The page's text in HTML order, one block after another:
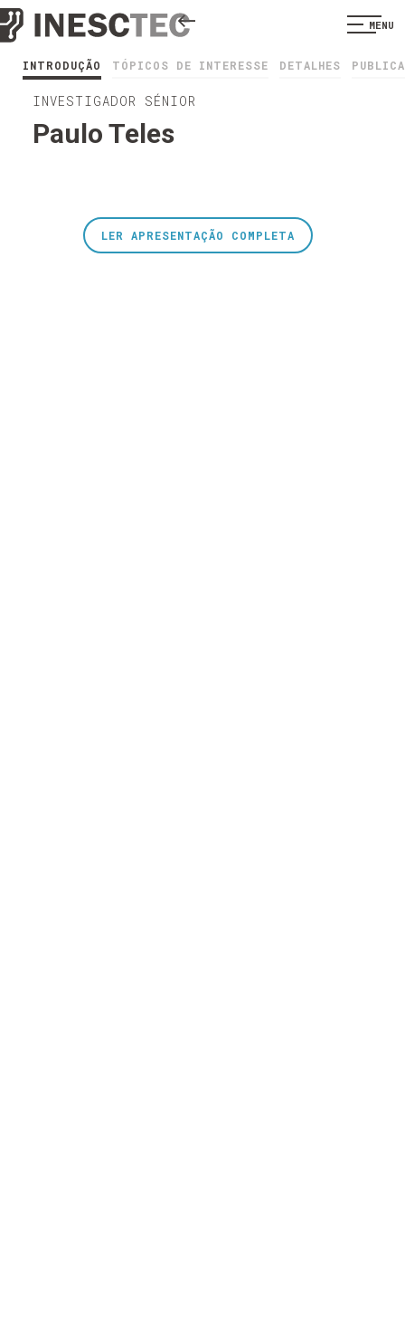
MENU
INTRODUÇÃO TÓPICOS DE INTERESSE DETALHES
INVESTIGADOR SÉNIOR
Paulo Teles
LER APRESENTAÇÃO COMPLETA